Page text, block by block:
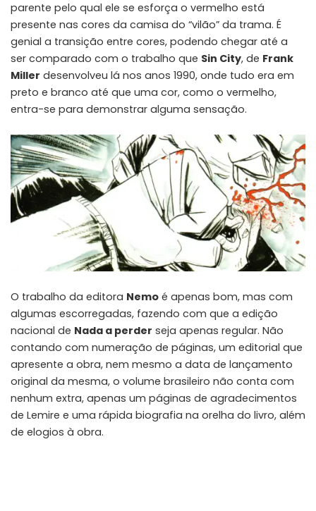
parente pelo qual ele se esforça o vermelho está
presente nas cores da camisa do “vilão” da trama. É
genial a transição entre cores, podendo chegar até a
ser comparado com o trabalho que Sin City, de Frank
Miller desenvolveu lá nos anos 1990, onde tudo era em
preto e branco até que uma cor, como o vermelho,
entra-se para demonstrar alguma sensação.
O trabalho da editora Nemo é apenas bom, mas com
algumas escorregadas, fazendo com que a edição
nacional de Nada a perder seja apenas regular. Não
contando com numeração de páginas, um editorial que
apresente a obra, nem mesmo a data de lançamento
original da mesma, o volume brasileiro não conta com
nenhum extra, apenas um páginas de agradecimentos
de Lemire e uma rápida biografia na orelha do livro, além
de elogios à obra.